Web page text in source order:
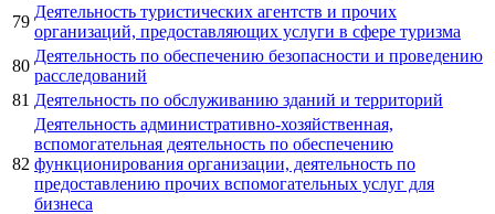
79
Деятельность туристических агентств и прочих
организаций, предоставляющих услуги в сфере туризма
80
Деятельность по обеспечению безопасности и проведению
расследований
81 Деятельность по обслуживанию зданий и территорий
82
Деятельность административно-хозяйственная,
вспомогательная деятельность по обеспечению
функционирования организации, деятельность по
предоставлению прочих вспомогательных услуг для
бизнеса